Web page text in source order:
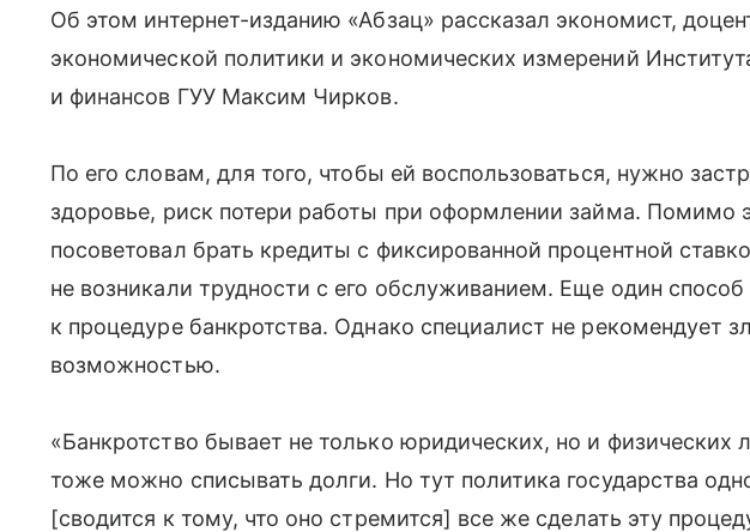
Об этом интернет-изданию «Абзац» рассказал экономист,
экономической политики и экономических измерений
и финансов ГУУ Максим Чирков.
По его словам, для того, чтобы ей воспользоваться, нужно
здоровье, риск потери работы при оформлении займа. Помимо
посоветовал брать кредиты с фиксированной процентной
не возникали трудности с его обслуживанием. Еще один
к процедуре банкротства. Однако специалист не рекомендует
возможностью.
«Банкротство бывает не только юридических, но и физических
тоже можно списывать долги. Но тут политика государства
[сводится к тому, что оно стремится] все же сделать эту